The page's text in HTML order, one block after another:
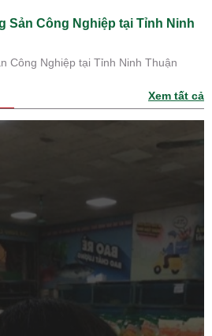
Sản Công Nghiệp tại Tỉnh Ninh
Công Nghiệp tại Tỉnh Ninh Thuận
Xem tất cả